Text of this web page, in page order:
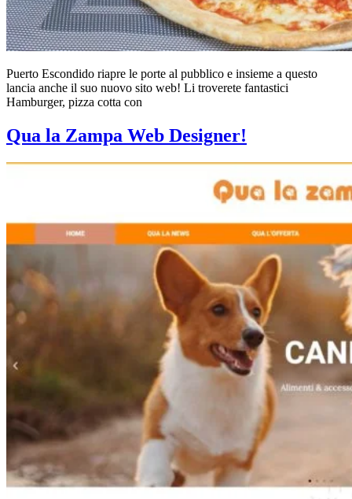
Puerto Escondido riapre le porte al pubblico e insieme a questo
lancia anche il suo nuovo sito web! Li troverete fantastici
Hamburger, pizza cotta con
Qua la Zampa Web Designer!